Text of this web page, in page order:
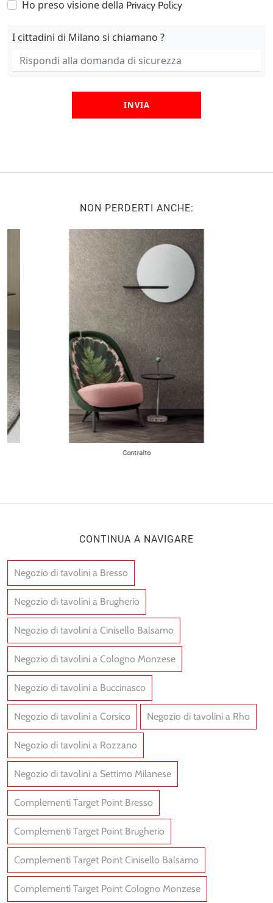
Ho preso visione della Privacy Policy
I cittadini di Milano si chiamano ?
INVIA
NON PERDERTI ANCHE:
Contralto
CONTINUA A NAVIGARE
Negozio di tavolini a Bresso
Negozio di tavolini a Brugherio
Negozio di tavolini a Cinisello Balsamo
Negozio di tavolini a Cologno Monzese
Negozio di tavolini a Buccinasco
Negozio di tavolini a Corsico Negozio di tavolini a Rho
Negozio di tavolini a Rozzano
Negozio di tavolini a Settimo Milanese
Complementi Target Point Bresso
Complementi Target Point Brugherio
Complementi Target Point Cinisello Balsamo
Complementi Target Point Cologno Monzese